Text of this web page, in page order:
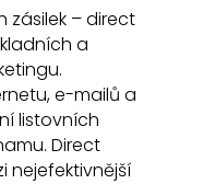
zásilek – direct
a
e-mailů a
listovních
Direct
nejefektivnější